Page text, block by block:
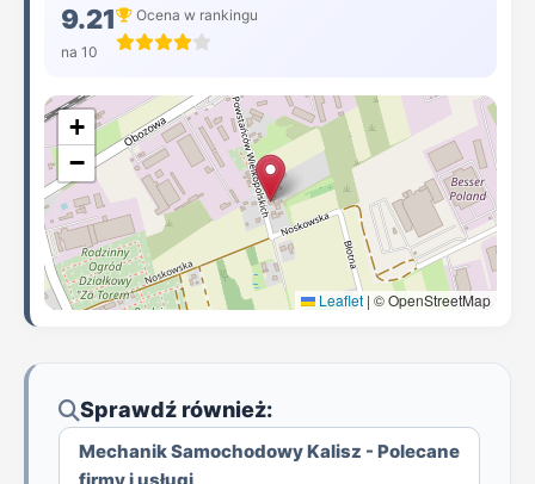
9.21
na 10
Ocena w rankingu
+
−
Leaflet | © OpenStreetMap
Sprawdź również:
Mechanik Samochodowy Kalisz - Polecane